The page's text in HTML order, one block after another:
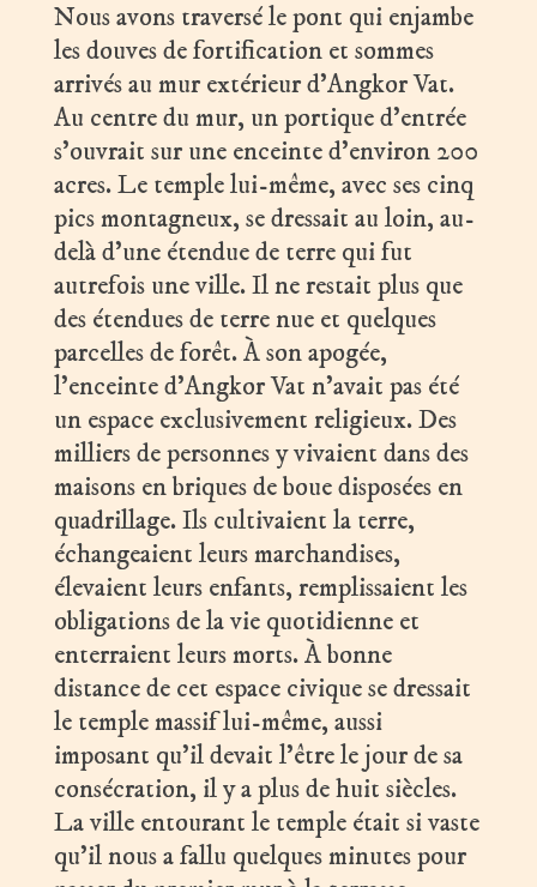
Nous avons traversé le pont qui enjambe
les douves de fortification et sommes
arrivés au mur extérieur d’Angkor Vat.
Au centre du mur, un portique d’entrée
s’ouvrait sur une enceinte d’environ 200
acres. Le temple lui-même, avec ses cinq
pics montagneux, se dressait au loin, au-
delà d’une étendue de terre qui fut
autrefois une ville. Il ne restait plus que
des étendues de terre nue et quelques
parcelles de forêt. À son apogée,
l’enceinte d’Angkor Vat n’avait pas été
un espace exclusivement religieux. Des
milliers de personnes y vivaient dans des
maisons en briques de boue disposées en
quadrillage. Ils cultivaient la terre,
échangeaient leurs marchandises,
élevaient leurs enfants, remplissaient les
obligations de la vie quotidienne et
enterraient leurs morts. À bonne
distance de cet espace civique se dressait
le temple massif lui-même, aussi
imposant qu’il devait l’être le jour de sa
consécration, il y a plus de huit siècles.
La ville entourant le temple était si vaste
qu’il nous a fallu quelques minutes pour